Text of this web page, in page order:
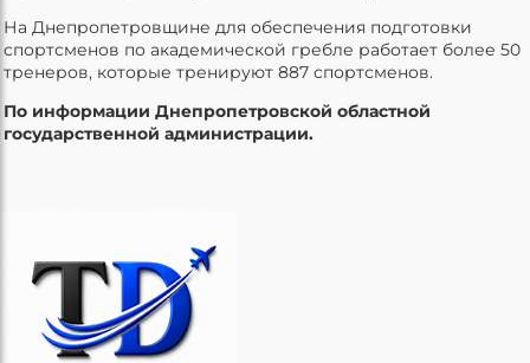
На Днепропетровщине для обеспечения подготовки
спортсменов по академической гребле работает более 50
тренеров, которые тренируют 887 спортсменов.
По информации Днепропетровской областной
государственной администрации.